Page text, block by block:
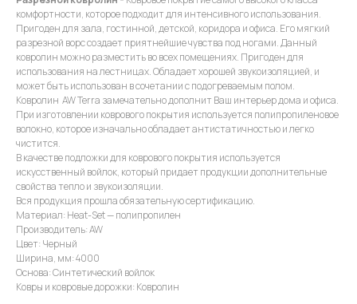
комфортности, которое подходит для интенсивного использования.
Пригоден для зала, гостинной, детской, коридора и офиса. Его мягкий
разрезной ворс создает приятнейшие чувства под ногами. Данный
ковролин можно разместить во всех помещениях. Пригоден для
использования на лестницах. Обладает хорошей звукоизоляцией, и
может быть использован в сочетании с подогреваемым полом.
Ковролин AW Terra замечательно дополнит Ваш интерьер дома и офиса.
При изготовлении коврового покрытия используется полипропиленовое
волокно, которое изначально обладает антистатичностью и легко
чистится.
В качестве подложки для коврового покрытия используется
искусственный войлок, который придает продукции дополнительные
свойства тепло и звукоизоляции.
Вся продукция прошла обязательную сертификацию.
Материал: Heat-Set — полипропилен
Производитель: AW
Цвет: Черный
Ширина, мм: 4000
Основа: Синтетический войлок
Ковры и ковровые дорожки: Ковролин
Опытные специалисты помогут Вам с дизайном
проекта, подберут нужные материалы и крепежи
ДИЗАЙН
КОНСУЛЬТАЦИЯ
Мы ответим на все вопросы, поможем с планировкой,
бюджетом и организацией вашего проекта